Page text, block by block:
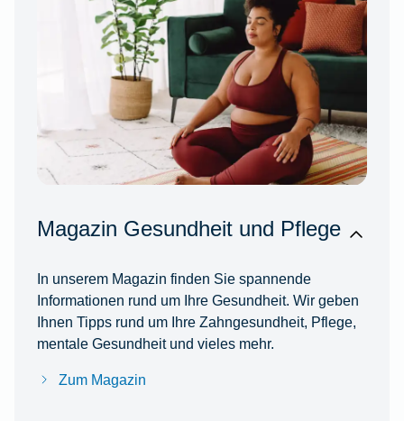
Magazin Gesundheit und Pflege
In unserem Magazin finden Sie spannende
Informationen rund um Ihre Gesundheit. Wir geben
Ihnen Tipps rund um Ihre Zahngesundheit, Pflege,
mentale Gesundheit und vieles mehr.
Zum Magazin